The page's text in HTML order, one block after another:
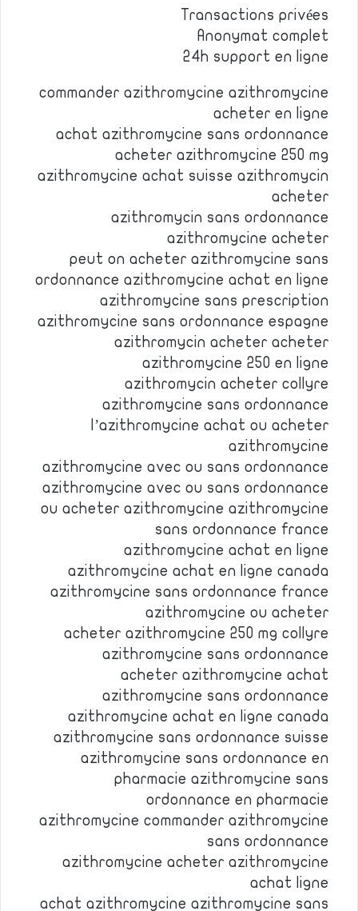
Transactions privées
Anonymat complet
24h support en ligne
commander azithromycine azithromycine
acheter en ligne
achat azithromycine sans ordonnance
acheter azithromycine 250 mg
azithromycine achat suisse azithromycin
acheter
azithromycin sans ordonnance
azithromycine acheter
peut on acheter azithromycine sans
ordonnance azithromycine achat en ligne
azithromycine sans prescription
azithromycine sans ordonnance espagne
azithromycin acheter acheter
azithromycine 250 en ligne
azithromycin acheter collyre
azithromycine sans ordonnance
l’azithromycine achat ou acheter
azithromycine
azithromycine avec ou sans ordonnance
azithromycine avec ou sans ordonnance
ou acheter azithromycine azithromycine
sans ordonnance france
azithromycine achat en ligne
azithromycine achat en ligne canada
azithromycine sans ordonnance france
azithromycine ou acheter
acheter azithromycine 250 mg collyre
azithromycine sans ordonnance
acheter azithromycine achat
azithromycine sans ordonnance
azithromycine achat en ligne canada
azithromycine sans ordonnance suisse
azithromycine sans ordonnance en
pharmacie azithromycine sans
ordonnance en pharmacie
azithromycine commander azithromycine
sans ordonnance
azithromycine acheter azithromycine
achat ligne
achat azithromycine azithromycine sans